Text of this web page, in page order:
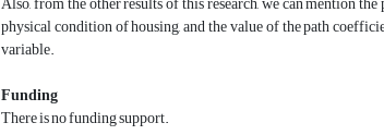
physical condition of housing, and the value of the path
variable.
Funding
There is no funding support.